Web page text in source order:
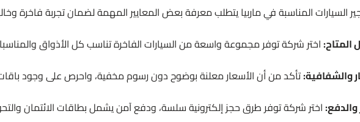
السيارات المناسبة في ماربيا يتطلب معرفة بعض المعايير المهمة لضمان تجربة فاخرة
المتاح:اختر شركة توفر مجموعة واسعة من السيارات الفاخرة تناسب كل الأذواق
والشفافية:تأكد من أن الأسعار معلنة بوضوح دون رسوم مخفية، واحرص على وجود باقات
اختر شركة توفر طرق حجز إلكترونية سلسة، ودفع آمن يشمل بطاقات الائتمان